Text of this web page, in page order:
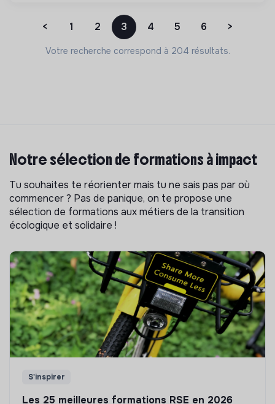
< 1 2 3 4 5 6 >
Votre recherche correspond à 204 résultats.
Notre sélection de formations à impact
Tu souhaites te réorienter mais tu ne sais pas par où
commencer ? Pas de panique, on te propose une
sélection de formations aux métiers de la transition
écologique et solidaire !
S'inspirer
Les 25 meilleures formations RSE en 2026